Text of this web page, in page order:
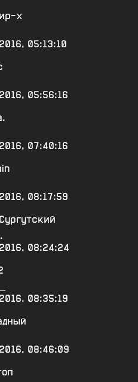
х
05:13:10
05:56:16
07:40:16
08:17:59
08:24:24
08:35:19
08:46:09